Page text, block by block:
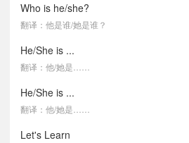
Who is he/she?
翻译：他是谁/她是谁？
He/She is ...
翻译：他/她是……
He/She is ...
翻译：他/她是……
Let's Learn